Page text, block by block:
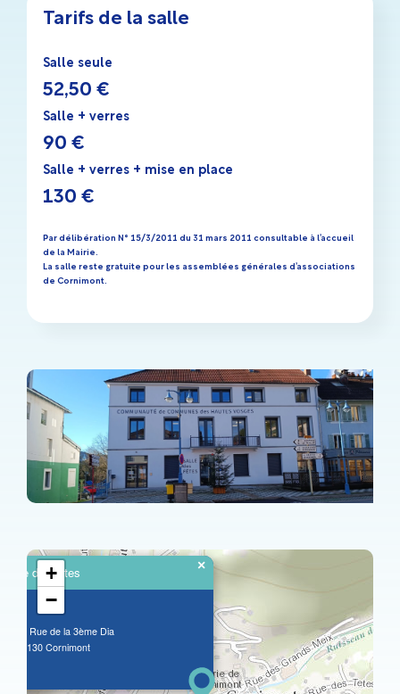
Tarifs de la salle
Salle seule
52,50 €
Salle + verres
90 €
Salle + verres + mise en place
130 €
Par délibération N° 15/3/2011 du 31 mars 2011 consultable à l’accueil
de la Mairie.
La salle reste gratuite pour les assemblées générales d’associations
de Cornimont.
Salle des fêtes
24 Rue de la 3ème Dia
88130 Cornimont
×
+
−